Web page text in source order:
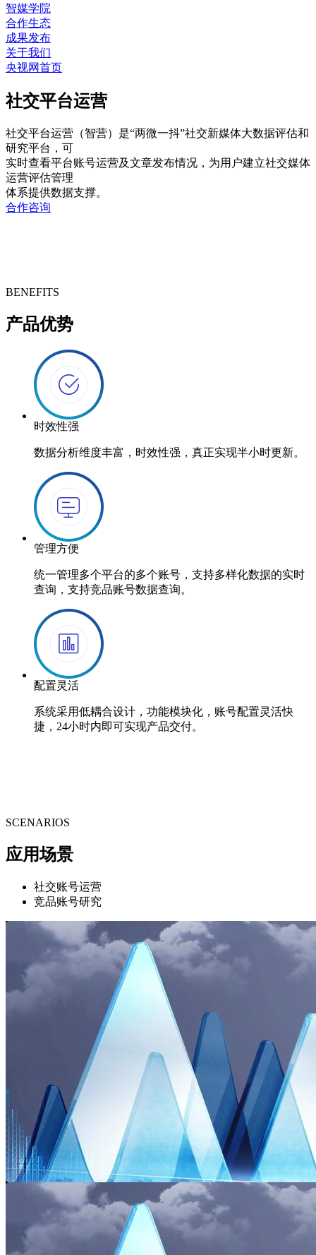
智媒学院
合作生态
成果发布
关于我们
央视网首页
社交平台运营
社交平台运营（智营）是“两微一抖”社交新媒体大数据评估和
研究平台，可
实时查看平台账号运营及文章发布情况，为用户建立社交媒体
运营评估管理
体系提供数据支撑。
合作咨询
BENEFITS
产品优势
时效性强
数据分析维度丰富，时效性强，真正实现半小时更新。
管理方便
统一管理多个平台的多个账号，支持多样化数据的实时
查询，支持竞品账号数据查询。
配置灵活
系统采用低耦合设计，功能模块化，账号配置灵活快
捷，24小时内即可实现产品交付。
SCENARIOS
应用场景
社交账号运营
竞品账号研究